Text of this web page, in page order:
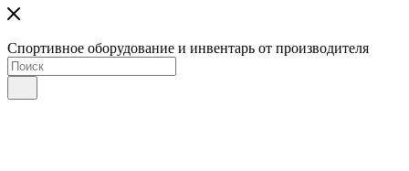
Спортивное оборудование и инвентарь от производителя